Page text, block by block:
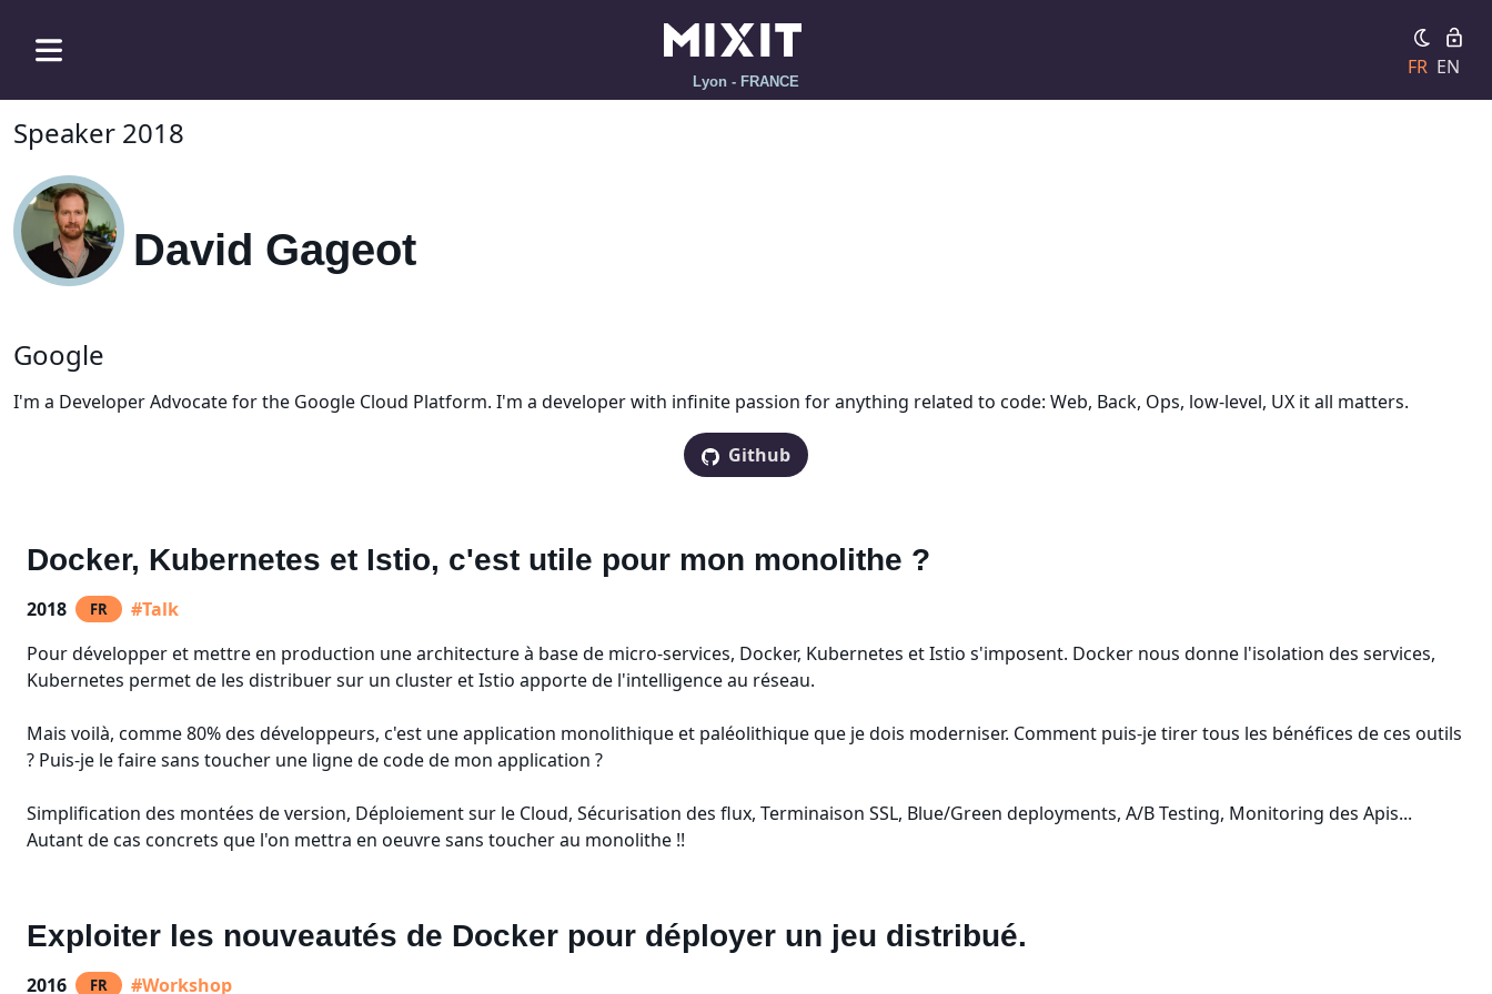
Lyon - FRANCE
FR EN
Speaker 2018
David Gageot
Google
I'm a Developer Advocate for the Google Cloud Platform. I'm a developer with infinite passion for anything related to code: Web, Back, Ops, low-level, UX it all matters.
Github
Docker, Kubernetes et Istio, c'est utile pour mon monolithe ?
2018 FR
#Talk
Pour développer et mettre en production une architecture à base de micro-services, Docker, Kubernetes et Istio s'imposent. Docker nous donne l'isolation des services,
Kubernetes permet de les distribuer sur un cluster et Istio apporte de l'intelligence au réseau.
Mais voilà, comme 80% des développeurs, c'est une application monolithique et paléolithique que je dois moderniser. Comment puis-je tirer tous les bénéfices de ces outils
? Puis-je le faire sans toucher une ligne de code de mon application ?
Simplification des montées de version, Déploiement sur le Cloud, Sécurisation des flux, Terminaison SSL, Blue/Green deployments, A/B Testing, Monitoring des Apis...
Autant de cas concrets que l'on mettra en oeuvre sans toucher au monolithe !!
Exploiter les nouveautés de Docker pour déployer un jeu distribué.
2016 FR #Workshop